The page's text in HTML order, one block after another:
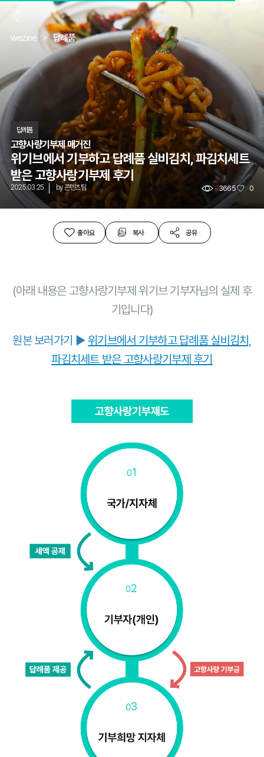
wezine 답례품
답례품
고향사량기부제 매거진
위기브에서 기부하고 답례품 실비김치, 파김치세트
받은 고향사랑기부제 후기
2025.03.25 by콘텐츠팀 3665 0
좋아요 복사 공유
(아래 내용은 고향사랑기부제 위기브 기부자님의 실제 후
기입니다)
원본 보러가기 ▶위기브에서 기부하고 답례품 실비김치,
파김치세트 받은 고향사랑기부제 후기